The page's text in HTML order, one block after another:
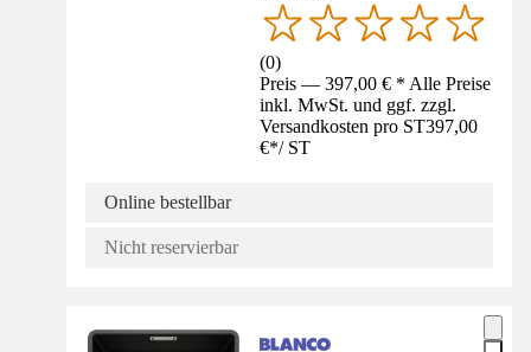
(0)
Preis — 397,00 € * Alle Preise
inkl. MwSt. und ggf. zzgl.
Versandkosten pro ST397,00
€*/ ST
Online bestellbar
Nicht reservierbar